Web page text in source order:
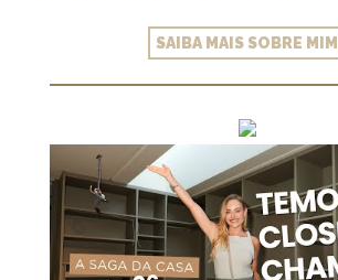
SAIBA MAIS SOBRE MIM